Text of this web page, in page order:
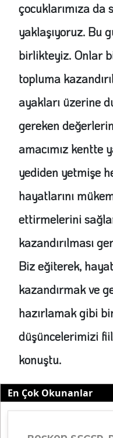
çocuklarımıza da
yaklaşıyoruz. Bu
birlikteyiz. Onlar
topluma
ayakları üzerine
gereken
amacımız kentte
yediden yetmişe
hayatlarını
ettirmelerini
kazandırılması
Biz eğiterek,
kazandırmak ve
hazırlamak gibi
düşüncelerimizi
konuştu.
En Çok Okunanlar